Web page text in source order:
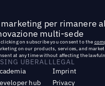
per rimanere
multi-sede
clicking on subscribe you consent to the
on our products, services, and
at any time without affecting the
UBERALL
hub
LEGAL
Imprint
Privacy